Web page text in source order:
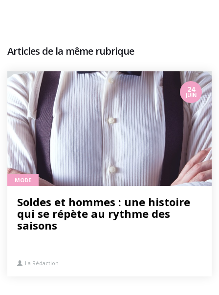
Articles de la même rubrique
24
JUIN
MODE
Soldes et hommes : une histoire
qui se répète au rythme des
saisons
La Rédaction